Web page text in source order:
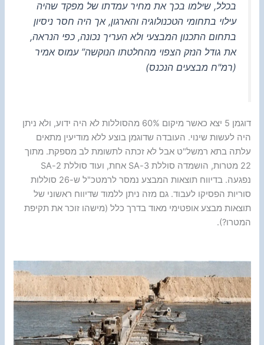
בכלל, שילמו בכך את מחיר עמדתו של מפקד שהיה
עילוי בתחומי הטכנולוגיה והארגון, אך היה חסר ניסיון
בתחום התכנון המבצעי ולא העריך נכונה, כפי הנראה,
את גודל הנזק הצפוי מהחלטתו הנוקשה” עמוס אמיר
(רמ"ח מבצעים הנכנס)
דוגמן 5 יצא כאשר מיקום 60% מהסוללות לא היה ידוע, ולא ניתן
היה לעשות שינוי. העובדה שדוגמן בוצע ללא מודיעין מתאים
עלתה בתא רמשל"ט אבל לא זכתה לתשומת לב מספקת. מתוך
22 מטרות, הושמדה סוללת 3-SA אחת, ועוד סוללת 2-SA
נפגעה. בדיווח תוצאות המבצע נמסר לרמטכ"ל ש-26 סוללות
סוריות הפסיקו לעבוד. גם מזה ניתן ללמוד שדיווח ראשוני של
תוצאות מבצע אופטימי מאוד בדרך כלל (מישהו זוכר את תקיפת
המטרו?).